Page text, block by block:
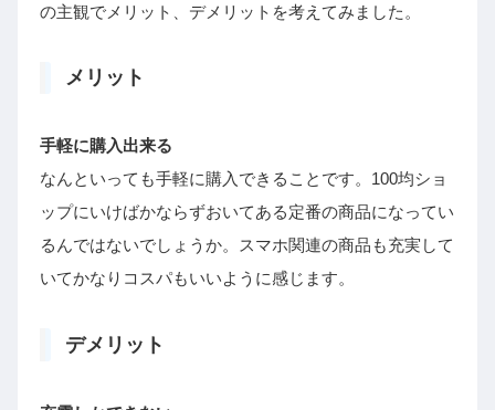
の主観でメリット、デメリットを考えてみました。
メリット
手軽に購入出来る
なんといっても手軽に購入できることです。100均ショ
ップにいけばかならずおいてある定番の商品になってい
るんではないでしょうか。スマホ関連の商品も充実して
いてかなりコスパもいいように感じます。
デメリット